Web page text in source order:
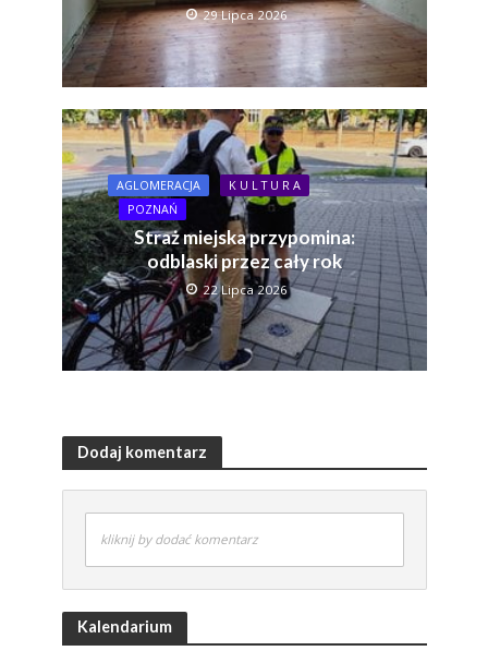
29 Lipca 2026
AGLOMERACJA
K U L T U R A
POZNAŃ
Straż miejska przypomina:
odblaski przez cały rok
22 Lipca 2026
Dodaj komentarz
kliknij by dodać komentarz
Kalendarium